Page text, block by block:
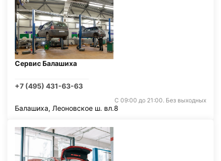
Сервис Балашиха
+7 (495) 431-63-63
С 09:00 до 21:00. Без выходных
Балашиха, Леоновское ш. вл.8